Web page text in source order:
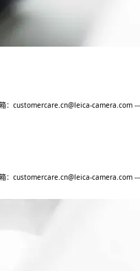
customercare.cn@leica-
customercare.cn@leica-